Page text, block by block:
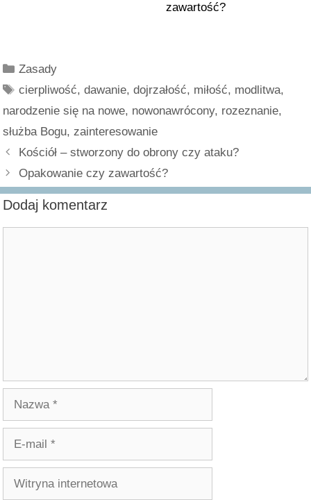
zawartość?
Kategorie
Zasady
Tagi
cierpliwość,dawanie,dojrzałość, miłość, modlitwa,
narodzenie się na nowe, nowonawrócony, rozeznanie,
służba Bogu, zainteresowanie
Kościół – stworzony do obrony czy ataku?
Opakowanie czy zawartość?
Dodaj komentarz
internetowa